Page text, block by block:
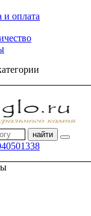
и оплата
найти